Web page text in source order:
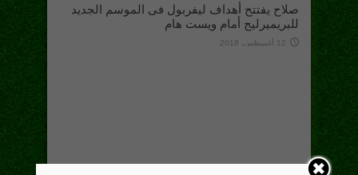
صلاح يفتتح أهداف ليفربول فى الموسم الجديد
للبريميرليج أمام ويست هام
12 أغسطس، 2018